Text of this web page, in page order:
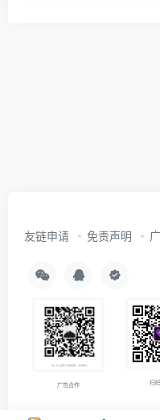
友链申请 免责声明
广告合作 扫